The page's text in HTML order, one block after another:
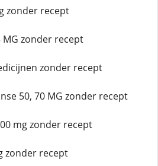
zonder recept
zonder recept
zonder recept
50, 70 MG zonder recept
mg zonder recept
zonder recept